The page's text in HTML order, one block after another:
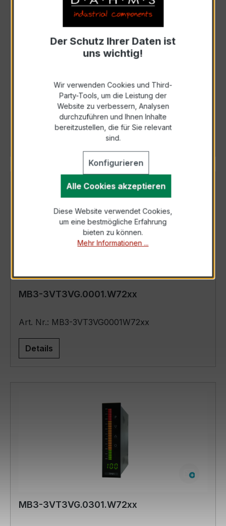
MB3-3VT3VG.0001.W70xx
Art. Nr.: MB3-3VT3VG0001W70xx
MB3-3VT3VG.0001.W72xx
Art. Nr.: MB3-3VT3VG0001W72xx
Details
MB3-3VT3VG.0301.W72xx
Der Schutz Ihrer Daten ist
uns wichtig!
Wir verwenden Cookies und Third-
Party-Tools, um die Leistung der
Website zu verbessern, Analysen
durchzuführen und Ihnen Inhalte
bereitzustellen, die für Sie relevant
sind.
Konfigurieren
Alle Cookies akzeptieren
Diese Website verwendet Cookies,
um eine bestmögliche Erfahrung
bieten zu können.
Mehr Informationen ...